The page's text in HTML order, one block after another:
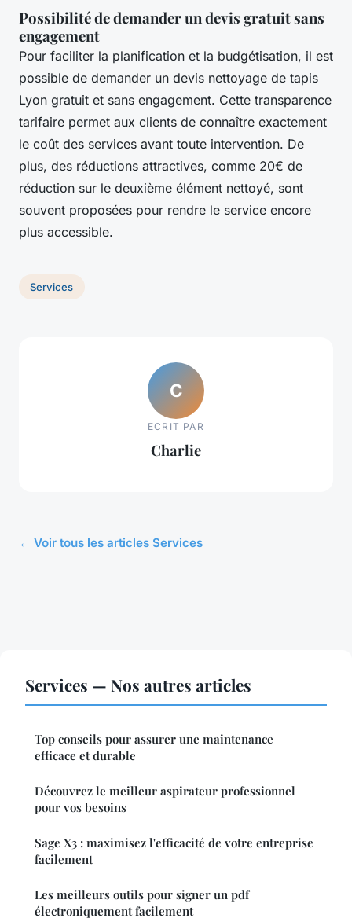
Possibilité de demander un devis gratuit sans
engagement
Pour faciliter la planification et la budgétisation, il est
possible de demander un devis nettoyage de tapis
Lyon gratuit et sans engagement. Cette transparence
tarifaire permet aux clients de connaître exactement
le coût des services avant toute intervention. De
plus, des réductions attractives, comme 20€ de
réduction sur le deuxième élément nettoyé, sont
souvent proposées pour rendre le service encore
plus accessible.
Services
C
ECRIT PAR
Charlie
← Voir tous les articles Services
Services — Nos autres articles
Top conseils pour assurer une maintenance
efficace et durable
Découvrez le meilleur aspirateur professionnel
pour vos besoins
Sage X3 : maximisez l'efficacité de votre entreprise
facilement
Les meilleurs outils pour signer un pdf
électroniquement facilement